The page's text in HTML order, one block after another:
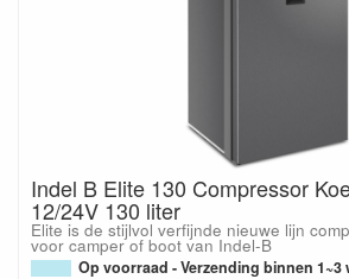
Indel B Elite 130 Compressor
12/24V 130 liter
Elite is de stijlvol verfijnde nieuwe lijn
voor camper of boot van Indel-B
Op voorraad - Verzending binnen 1~3